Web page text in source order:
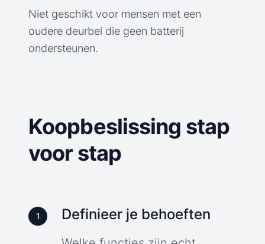
Niet geschikt voor mensen met een
oudere deurbel die geen batterij
ondersteunen.
Koopbeslissing stap
voor stap
1 Definieer je behoeften